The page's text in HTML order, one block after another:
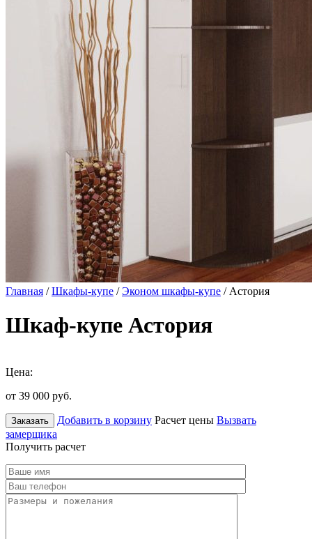
Главная /Шкафы-купе /Эконом шкафы-купе / Астория
Шкаф-купе Астория
Цена:
от 39 000 руб.
Заказать Добавить в корзину Расчет цены Вызвать
замерщика
Получить расчет